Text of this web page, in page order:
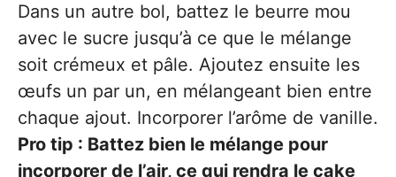
Dans un autre bol, battez le beurre mou
avec le sucre jusqu’à ce que le mélange
soit crémeux et pâle. Ajoutez ensuite les
œufs un par un, en mélangeant bien entre
chaque ajout. Incorporer l’arôme de vanille.
Pro tip : Battez bien le mélange pour
incorporer de l’air, ce qui rendra le cake